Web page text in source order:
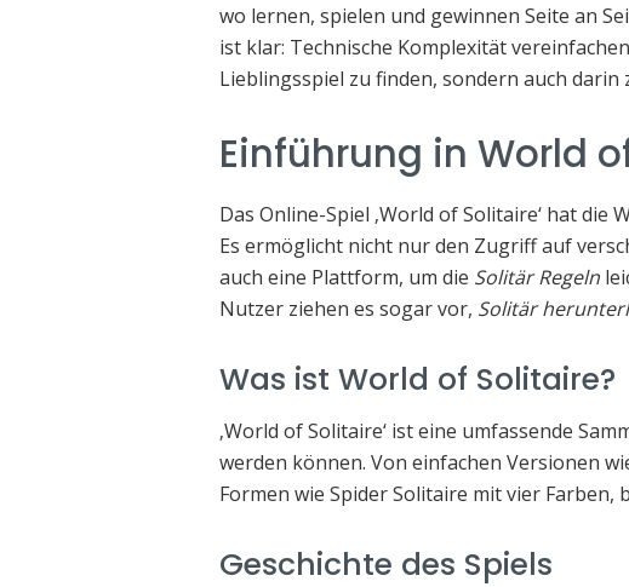
wo lernen, spielen und gewinnen Seite an
ist klar: Technische Komplexität
Lieblingsspiel zu finden, sondern auch darin
Einführung in World
Das Online-Spiel ‚World of Solitaire‘ hat die
Es ermöglicht nicht nur den Zugriff auf
auch eine Plattform, um die Solitär Regeln
Nutzer ziehen es sogar vor, Solitär
Was ist World of Solitaire?
‚World of Solitaire‘ ist eine umfassende
werden können. Von einfachen Versionen
Formen wie Spider Solitaire mit vier Farben,
Geschichte des Spiels